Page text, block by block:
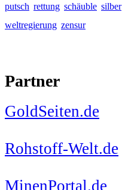
putsch rettung schäuble silber
weltregierung zensur
Partner
GoldSeiten.de
Rohstoff-Welt.de
MinenPortal.de